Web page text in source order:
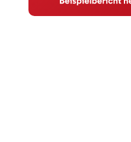
Segmentanalyse